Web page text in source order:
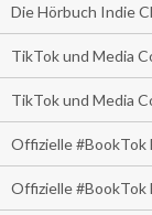
Die Hörbuch Indie
TikTok und Media
TikTok und Media
Offizielle #BookTok
Offizielle #BookTok